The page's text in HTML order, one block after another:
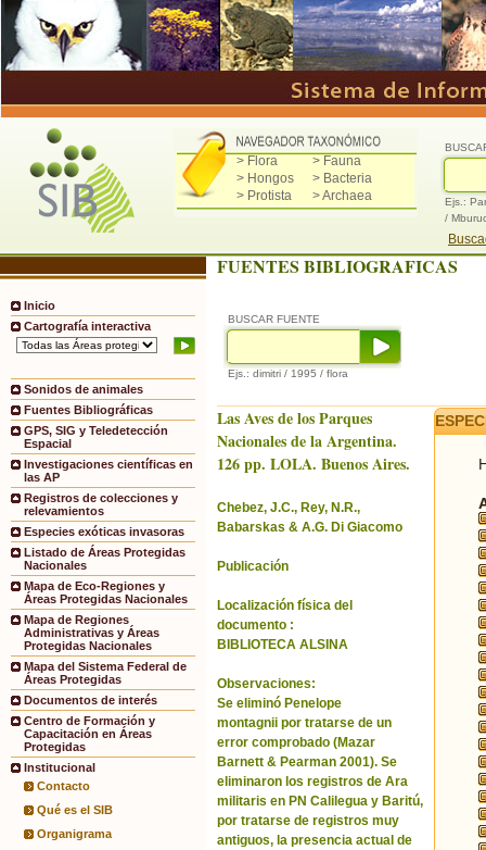
> Flora
> Fauna
> Hongos
> Bacteria
> Protista
> Archaea
Ejs.:
/
Inicio
Cartografía interactiva
Sonidos de animales
Fuentes Bibliográficas
GPS, SIG y Teledetección
Espacial
Investigaciones científicas en
las AP
Registros de colecciones y
relevamientos
Especies exóticas invasoras
Listado de Áreas Protegidas
Nacionales
Mapa de Eco-Regiones y
Áreas Protegidas Nacionales
Mapa de Regiones
Administrativas y Áreas
Protegidas Nacionales
Mapa del Sistema Federal de
Áreas Protegidas
Documentos de interés
Centro de Formación y
Capacitación en Áreas
Protegidas
Institucional
Contacto
Qué es el SIB
Organigrama
FUENTES BIBLIOGRAFICAS
BUSCAR FUENTE
Ejs.: dimitri / 1995 / flora
Las Aves de los Parques
Nacionales de la Argentina.
126 pp. LOLA. Buenos Aires.
Chebez, J.C., Rey, N.R.,
Babarskas & A.G. Di Giacomo
Publicación
Localización física del
documento :
BIBLIOTECA ALSINA
Observaciones:
Se eliminó Penelope
montagnii por tratarse de un
error comprobado (Mazar
Barnett & Pearman 2001). Se
eliminaron los registros de Ara
militaris en PN Calilegua y Baritú,
por tratarse de registros muy
antiguos, la presencia actual de